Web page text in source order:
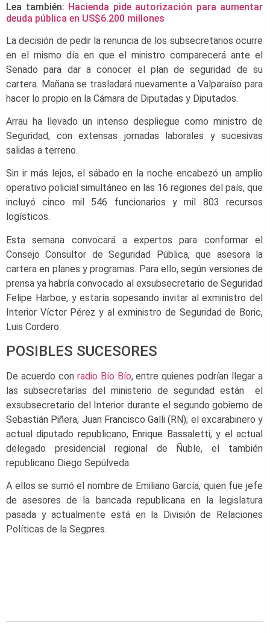
Lea también: Hacienda pide autorización para aumentar
deuda pública en US$6.200 millones
La decisión de pedir la renuncia de los subsecretarios ocurre
en el mismo día en que el ministro comparecerá ante el
Senado para dar a conocer el plan de seguridad de su
cartera. Mañana se trasladará nuevamente a Valparaíso para
hacer lo propio en la Cámara de Diputadas y Diputados.
Arrau ha llevado un intenso despliegue como ministro de
Seguridad, con extensas jornadas laborales y sucesivas
salidas a terreno.
Sin ir más lejos, el sábado en la noche encabezó un amplio
operativo policial simultáneo en las 16 regiones del país, que
incluyó cinco mil 546 funcionarios y mil 803 recursos
logísticos.
Esta semana convocará a expertos para conformar el
Consejo Consultor de Seguridad Pública, que asesora la
cartera en planes y programas. Para ello, según versiones de
prensa ya habría convocado al exsubsecretario de Seguridad
Felipe Harboe, y estaría sopesando invitar al exministro del
Interior Víctor Pérez y al exministro de Seguridad de Boric,
Luis Cordero.
POSIBLES SUCESORES
De acuerdo con radio Bío Bío, entre quienes podrían llegar a
las subsecretarías del ministerio de seguridad están el
exsubsecretario del Interior durante el segundo gobierno de
Sebastián Piñera, Juan Francisco Galli (RN); el excarabinero y
actual diputado republicano, Enrique Bassaletti, y el actual
delegado presidencial regional de Ñuble, el también
republicano Diego Sepúlveda.
A ellos se sumó el nombre de Emiliano García, quien fue jefe
de asesores de la bancada republicana en la legislatura
pasada y actualmente está en la División de Relaciones
Políticas de la Segpres.